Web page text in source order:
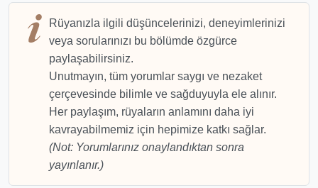
Rüyanızla ilgili düşüncelerinizi, deneyimlerinizi
veya sorularınızı bu bölümde özgürce
paylaşabilirsiniz.
Unutmayın, tüm yorumlar saygı ve nezaket
çerçevesinde bilimle ve sağduyuyla ele alınır.
Her paylaşım, rüyaların anlamını daha iyi
kavrayabilmemiz için hepimize katkı sağlar.
(Not: Yorumlarınız onaylandıktan sonra
yayınlanır.)